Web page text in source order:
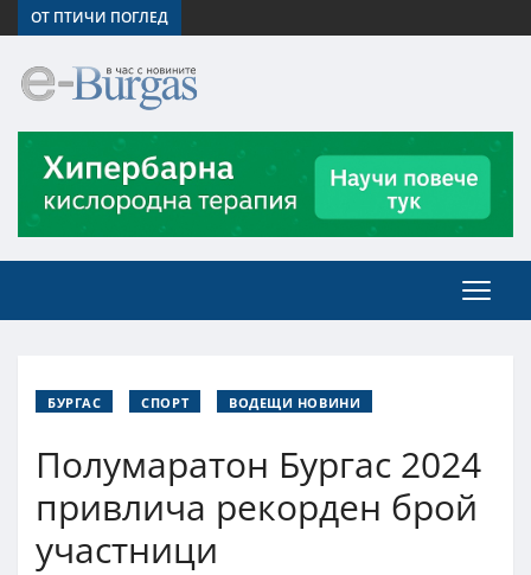
ОТ ПТИЧИ ПОГЛЕД
БУРГАС СПОРТ ВОДЕЩИ НОВИНИ
Полумаратон Бургас 2024
привлича рекорден брой
участници